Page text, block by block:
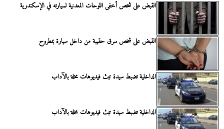
القبض على شخص أخفى اللوحات المعدنية لسيارته في الإسكندرية
القبض على شخص سرق حقيبة من داخل سيارة بمطروح
الداخلية تضبط سيدة تبث فيديوهات مخلة بالآداب
الداخلية تضبط سيدة تبث فيديوهات مخلة بالآداب